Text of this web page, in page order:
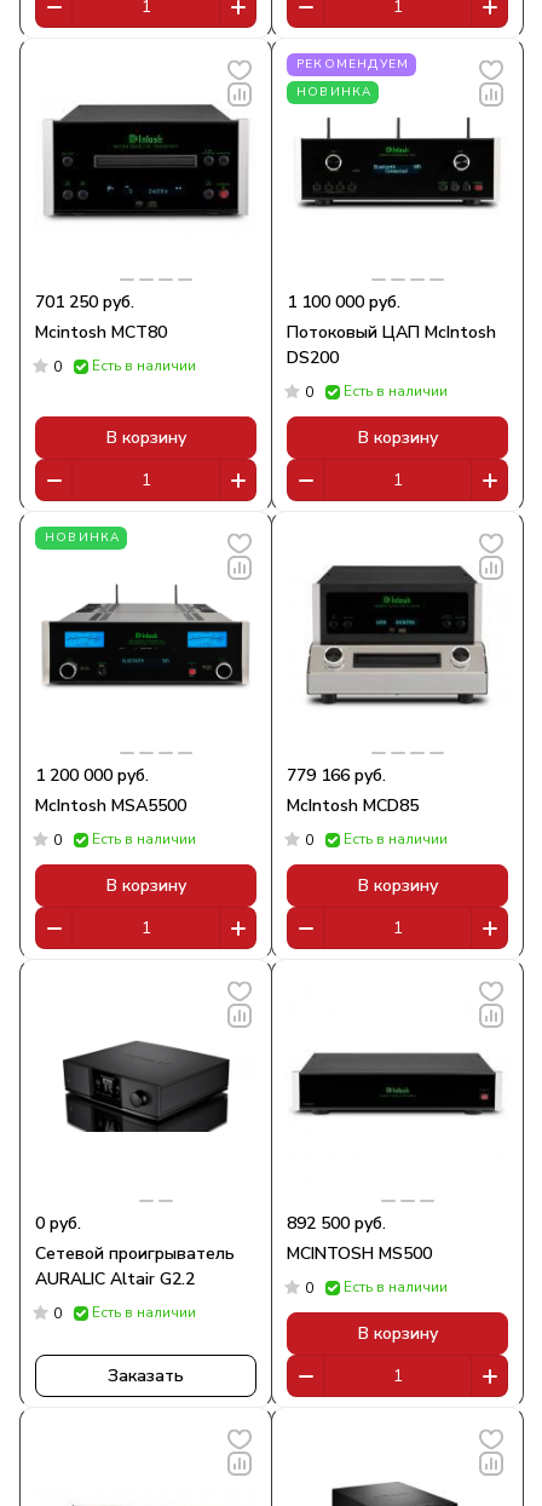
701 250 руб.
Mcintosh MCT80
0 Есть в наличии
В корзину
РЕКОМЕНДУЕМ
НОВИНКА
1 100 000 руб.
Потоковый ЦАП McIntosh
DS200
0 Есть в наличии
В корзину
НОВИНКА
1 200 000 руб.
McIntosh MSA5500
0 Есть в наличии
В корзину
779 166 руб.
McIntosh MCD85
0 Есть в наличии
В корзину
0 руб.
Сетевой проигрыватель
AURALIC Altair G2.2
0 Есть в наличии
Заказать
892 500 руб.
MCINTOSH MS500
0 Есть в наличии
В корзину